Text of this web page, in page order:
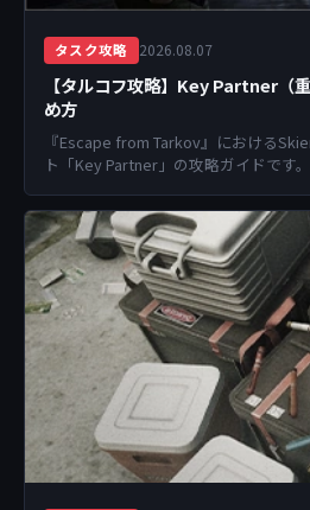
タスク攻略 2026.08.07
【タルコフ攻略】Key Partner（
め方
『Escape from Tarkov』における
ト「Key Partner」の攻略ガイドです